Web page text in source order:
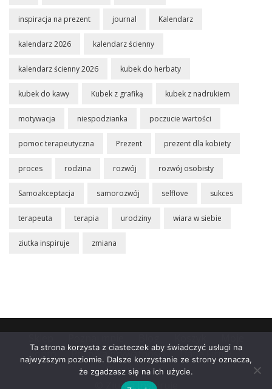
inspiracja na prezent journal Kalendarz
kalendarz 2026 kalendarz ścienny
kalendarz ścienny 2026 kubek do herbaty
kubek do kawy Kubek z grafiką kubek z nadrukiem
motywacja niespodzianka poczucie wartości
pomoc terapeutyczna Prezent prezent dla kobiety
proces rodzina rozwój rozwój osobisty
Samoakceptacja samorozwój selflove sukces
terapeuta terapia urodziny wiara w siebie
ziutka inspiruje zmiana
konto
Polityka prywatności
Dane Firmy
Regulamin
© Ziutka Inspiruje
Ta strona korzysta z ciasteczek aby świadczyć usługi na
najwyższym poziomie. Dalsze korzystanie ze strony oznacza,
że zgadzasz się na ich użycie.